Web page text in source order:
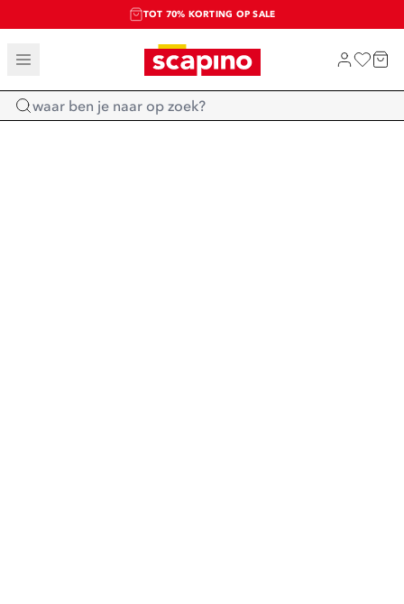
TOT 70% KORTING OP SALE
SALE: LAATSTE KANS!
SHOP NIEUW
Home